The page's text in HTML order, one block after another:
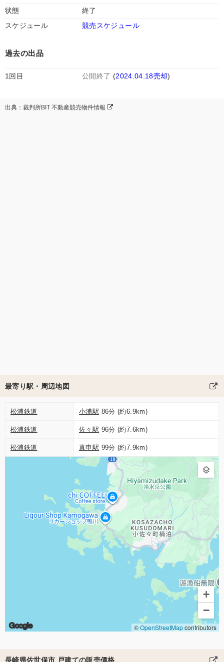
状態
終了
スケジュール
競売スケジュール
過去の出品
1回目 公開終了 (2024.04.18売却)
出典：裁判所BIT 不動産競売物件情報
最寄り駅・周辺地図
松浦鉄道 小浦駅 86分 (約6.9km)
松浦鉄道 佐々駅 96分 (約7.6km)
松浦鉄道 真申駅 99分 (約7.9km)
Google
+
−
©OpenStreetMapcontributors
長崎県佐世保市 戸建ての販売価格